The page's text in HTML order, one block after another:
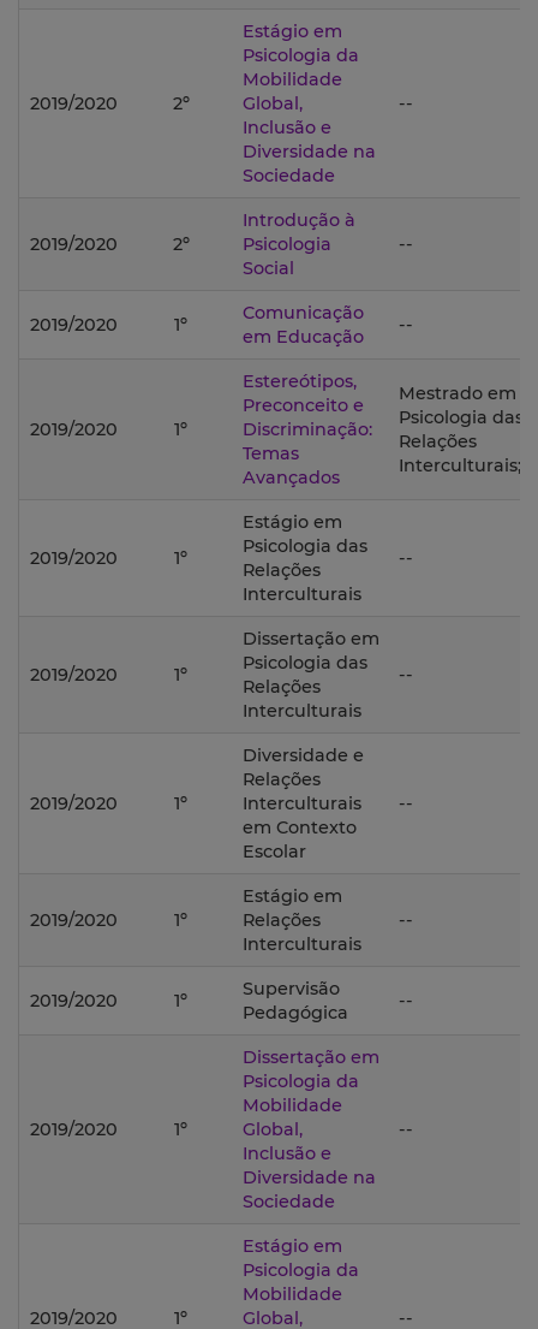
2019/2020 2º
Estágio em
Psicologia da
Mobilidade
Global,
Inclusão e
Diversidade na
Sociedade
--
2019/2020 2º
Introdução à
Psicologia
Social
--
2019/2020 1º
Comunicação
em Educação
--
2019/2020 1º
Estereótipos,
Preconceito e
Discriminação:
Temas
Avançados
Mestrado em
Psicologia das
Relações
Interculturais;
2019/2020 1º
Estágio em
Psicologia das
Relações
Interculturais
--
2019/2020 1º
Dissertação em
Psicologia das
Relações
Interculturais
--
2019/2020 1º
Diversidade e
Relações
Interculturais
em Contexto
Escolar
--
2019/2020 1º
Estágio em
Relações
Interculturais
--
2019/2020 1º
Supervisão
Pedagógica
--
2019/2020 1º
Dissertação em
Psicologia da
Mobilidade
Global,
Inclusão e
Diversidade na
Sociedade
--
2019/2020 1º
Estágio em
Psicologia da
Mobilidade
Global,
--